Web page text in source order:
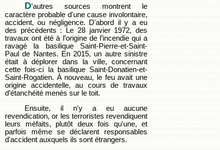
D'autres sources montrent le
caractère probable d'une cause involontaire,
accident, ou négligence. D'abord il y a eu
des précédents : Le 28 janvier 1972, des
travaux ont été à l’origine de l’incendie qui a
ravagé la basilique Saint-Pierre-et-Saint-
Paul de Nantes. En 2015, un autre sinistre
était à déplorer dans la ville, concernant
cette fois-ci la basilique Saint-Donatien-et-
Saint-Rogatien. À nouveau, le feu avait une
origine accidentelle, au cours de travaux
d’étanchéité menés sur le toit.
Ensuite, il n'y a eu aucune
revendication, or les terroristes revendiquent
leurs méfaits, plutôt deux fois qu'une, et
parfois même se déclarent responsables
d'accident auxquels ils sont étrangers.